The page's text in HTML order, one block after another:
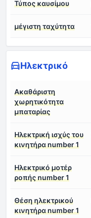
Τύπος καυσίμου
μέγιστη ταχύτητα
Ηλεκτρικό
Ακαθάριστη
χωρητικότητα
μπαταρίας
Ηλεκτρική ισχύς του
κινητήρα number 1
Ηλεκτρικό μοτέρ
ροπής number 1
Θέση ηλεκτρικού
κινητήρα number 1